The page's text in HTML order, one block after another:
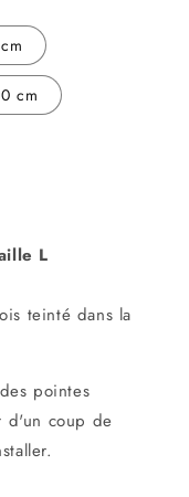
cm
L
teinté dans la
pointes
d'un coup de